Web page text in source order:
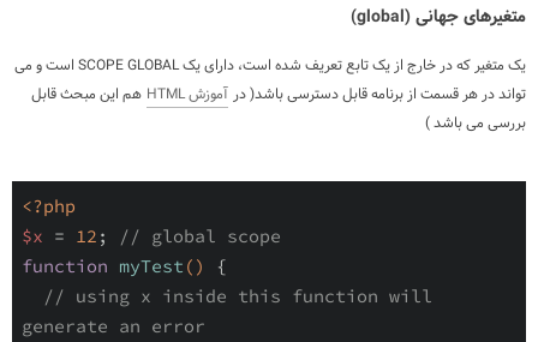
متغیرهای جهانی (global)
یک متغیر که در خارج از یک تابع تعریف شده است، دارای یک SCOPE GLOBAL است و می
تواند در هر قسمت از برنامه قابل دسترسی باشد( در آموزش HTML
هم این مبحث قابل
بررسی می باشد )
<?php
$x = 12 ;
// global scope
function myTest ()
{
// using x inside this function will
generate an error